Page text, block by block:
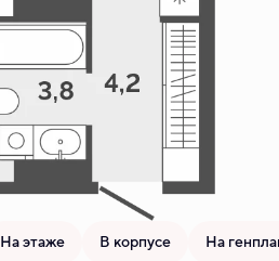
На этаже В корпусе На